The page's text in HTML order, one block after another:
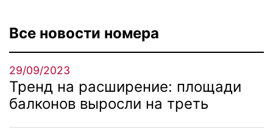
Все новости номера
29/09/2023
Тренд на расширение: площади
балконов выросли на треть